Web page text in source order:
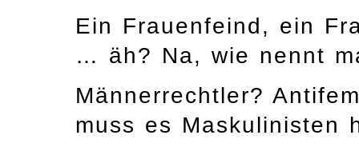
Ein Frauenfeind, ein
… äh? Na, wie nennt
Männerrechtler?
muss es Maskulinisten